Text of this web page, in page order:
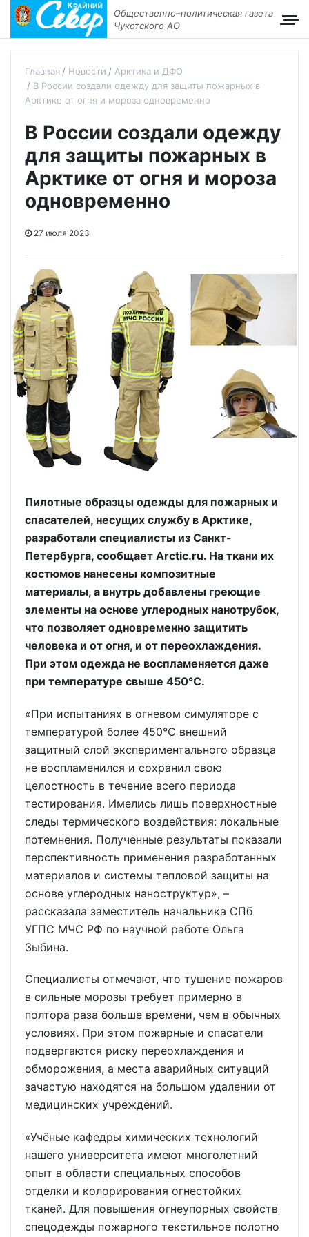
Общественно–политическая газета
Чукотского АО
Главная Новости
Арктика и ДФО
В России создали одежду для защиты пожарных в
Арктике от огня и мороза одновременно
В России создали одежду
для защиты пожарных в
Арктике от огня и мороза
одновременно
27 июля 2023
Пилотные образцы одежды для пожарных и
спасателей, несущих службу в Арктике,
разработали специалисты из Санкт-
Петербурга, сообщает Arctic.ru. На ткани их
костюмов нанесены композитные
материалы, а внутрь добавлены греющие
элементы на основе углеродных нанотрубок,
что позволяет одновременно защитить
человека и от огня, и от переохлаждения.
При этом одежда не воспламеняется даже
при температуре свыше 450°C.
«При испытаниях в огневом симуляторе с
температурой более 450°C внешний
защитный слой экспериментального образца
не воспламенился и сохранил свою
целостность в течение всего периода
тестирования. Имелись лишь поверхностные
следы термического воздействия: локальные
потемнения. Полученные результаты показали
перспективность применения разработанных
материалов и системы тепловой защиты на
основе углеродных наноструктур», –
рассказала заместитель начальника СПб
УГПС МЧС РФ по научной работе Ольга
Зыбина.
Специалисты отмечают, что тушение пожаров
в сильные морозы требует примерно в
полтора раза больше времени, чем в обычных
условиях. При этом пожарные и спасатели
подвергаются риску переохлаждения и
обморожения, а места аварийных ситуаций
зачастую находятся на большом удалении от
медицинских учреждений.
«Учёные кафедры химических технологий
нашего университета имеют многолетний
опыт в области специальных способов
отделки и колорирования огнестойких
тканей. Для повышения огнеупорных свойств
спецодежды пожарного текстильное полотно